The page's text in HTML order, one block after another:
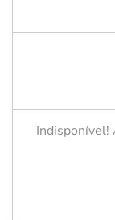
Indisponível!